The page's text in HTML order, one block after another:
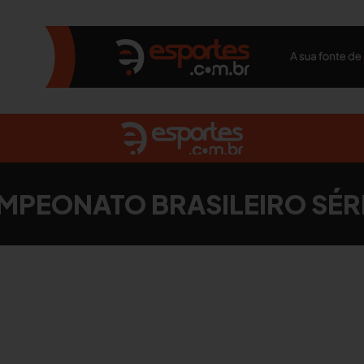
BRASILEIRO